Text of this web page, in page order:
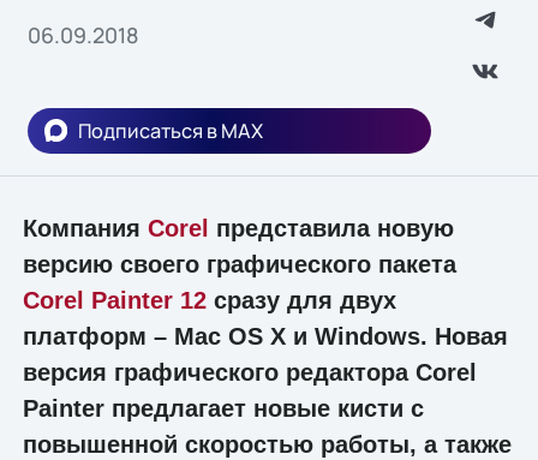
06.09.2018
Подписаться в MAX
Компания Corel представила новую
версию своего графического пакета
Corel Painter 12сразу для двух
платформ – Mac OS X и Windows. Новая
версия графического редактора Corel
Painter предлагает новые кисти с
повышенной скоростью работы, а также